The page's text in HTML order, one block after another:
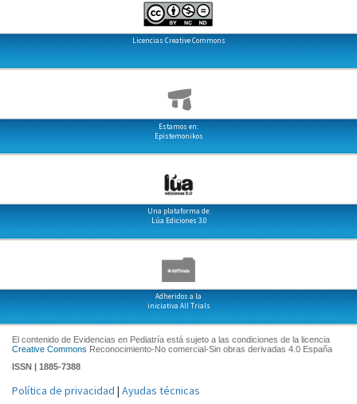
Licencias Creative Commons
Estamos en:
Epistemonikos
Una plataforma de:
Lúa Ediciones 3.0
Adheridos a la
iniciativa All Trials
El contenido de Evidencias en Pediatría está sujeto a las condiciones de la licencia
Creative Commons Reconocimiento-No comercial-Sin obras derivadas 4.0 España
ISSN | 1885-7388
Política de privacidad | Ayudas técnicas